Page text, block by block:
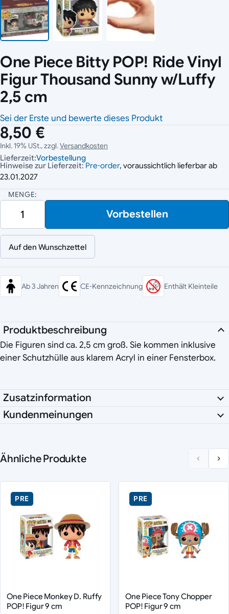
One Piece Bitty POP! Ride Vinyl
Figur Thousand Sunny w/Luffy
2,5 cm
Sei der Erste und bewerte dieses Produkt
8,50 €
Inkl. 19% USt., zzgl.Versandkosten
Lieferzeit:Vorbestellung
Hinweise zur Lieferzeit: Pre-order, voraussichtlich lieferbar ab
23.01.2027
MENGE:
Vorbestellen
Auf den Wunschzettel
Ab 3 Jahren CE-Kennzeichnung Enthält Kleinteile
Produktbeschreibung
Die Figuren sind ca. 2,5 cm groß. Sie kommen inklusive
einer Schutzhülle aus klarem Acryl in einer Fensterbox.
Zusatzinformation
Kundenmeinungen
Ähnliche Produkte
PRE
One Piece Monkey D. Ruffy
POP! Figur 9 cm
PRE
One Piece Tony Chopper
POP! Figur 9 cm